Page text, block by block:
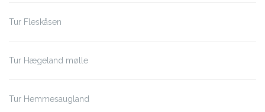
Tur Fleskåsen
Tur Hægeland mølle
Tur Hemmesaugland